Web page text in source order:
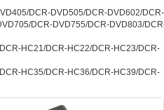
DCR-DVD505/DCR-DVD602/
DCR-DVD755/DCR-DVD803/
HC21/DCR-HC22/DCR-HC23/DCR-
HC35/DCR-HC36/DCR-HC39/DCR-